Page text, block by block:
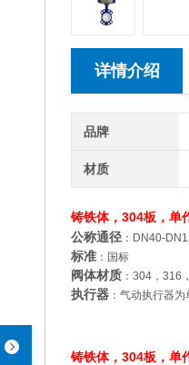
详情介绍
品牌
材质
铸铁体，304板，单
公称通径 ：DN40-
标准 ：国标
阀体材质 ：304，316
执行器 ：气动执行器
铸铁体，304板，单